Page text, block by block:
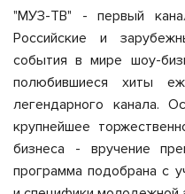
"МУЗ-ТВ" - первый
Российские и
события в мире шоу-
полюбившиеся хиты
легендарного канала.
крупнейшее
бизнеса - вручение
программа подобрана с